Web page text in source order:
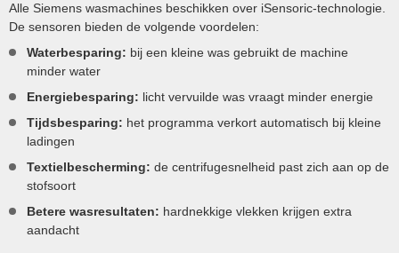
Alle Siemens wasmachines beschikken over iSensoric-technologie.
De sensoren bieden de volgende voordelen:
Waterbesparing: bij een kleine was gebruikt de machine
minder water
Energiebesparing: licht vervuilde was vraagt minder energie
Tijdsbesparing: het programma verkort automatisch bij kleine
ladingen
Textielbescherming: de centrifugesnelheid past zich aan op de
stofsoort
Betere wasresultaten: hardnekkige vlekken krijgen extra
aandacht